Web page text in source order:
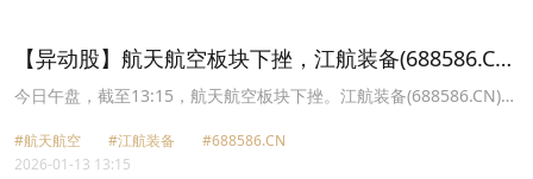
【异动股】航天航空板块下挫，江航装备(688586.CN)
跌12.06%
今日午盘，截至13:15，航天航空板块下挫。江航装备(688586.CN)跌
科军工(688543.CN)跌11.90%报73.81元，广联航空(300900.CN)跌
11.71%报39.2元，中天火箭(003009.CN)跌10.00%报88.83元，航发
#航天航空 #江航装备
#688586.CN
2026-01-13 13:15